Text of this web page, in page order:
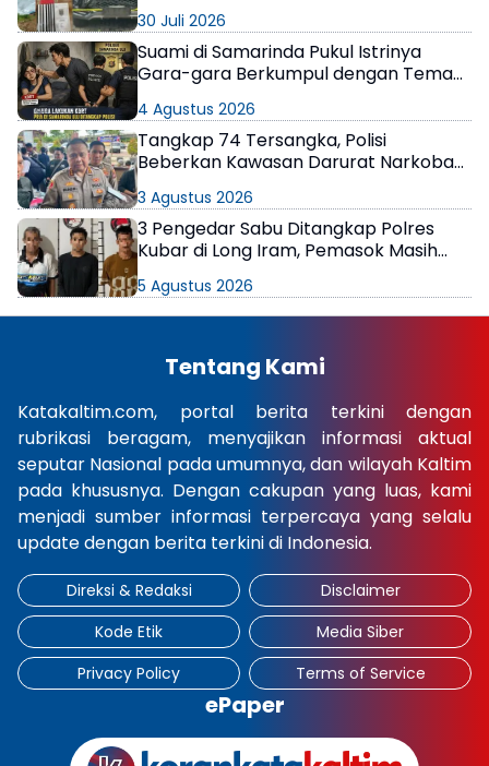
30 Juli 2026
Suami di Samarinda Pukul Istrinya
Gara-gara Berkumpul dengan Teman
4 Agustus 2026
Tangkap 74 Tersangka, Polisi
Beberkan Kawasan Darurat Narkoba
3 Agustus 2026
3 Pengedar Sabu Ditangkap Polres
Kubar di Long Iram, Pemasok Masih
5 Agustus 2026
Tentang Kami
Katakaltim.com, portal berita terkini dengan
rubrikasi beragam, menyajikan informasi aktual
seputar Nasional pada umumnya, dan wilayah Kaltim
pada khususnya. Dengan cakupan yang luas, kami
menjadi sumber informasi terpercaya yang selalu
update dengan berita terkini di Indonesia.
Direksi & Redaksi
Disclaimer
Kode Etik
Media Siber
Privacy Policy
Terms of Service
ePaper